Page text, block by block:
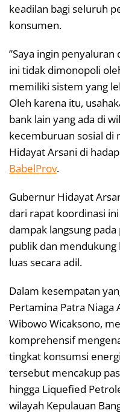
keadilan bagi seluruh
konsumen.
​”Saya ingin
ini tidak dimonopoli
memiliki sistem yang
Oleh karena itu,
bank lain yang ada di
kecemburuan sosial di
Hidayat Arsani di
BabelProv.
​Gubernur Hidayat
dari rapat koordinasi
dampak langsung
publik dan
luas secara adil.
​Dalam kesempatan
Pertamina Patra Niaga
Wibowo Wicaksono,
komprehensif
tingkat konsumsi
tersebut mencakup
hingga Liquefied
wilayah Kepulauan